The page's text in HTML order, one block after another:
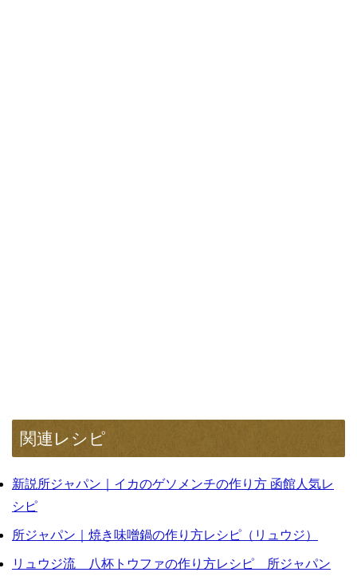
関連レシピ
新説所ジャパン｜イカのゲソメンチの作り方 函館人気レ
シピ
所ジャパン｜焼き味噌鍋の作り方レシピ（リュウジ）
リュウジ流 八杯トウファの作り方レシピ 所ジャパン